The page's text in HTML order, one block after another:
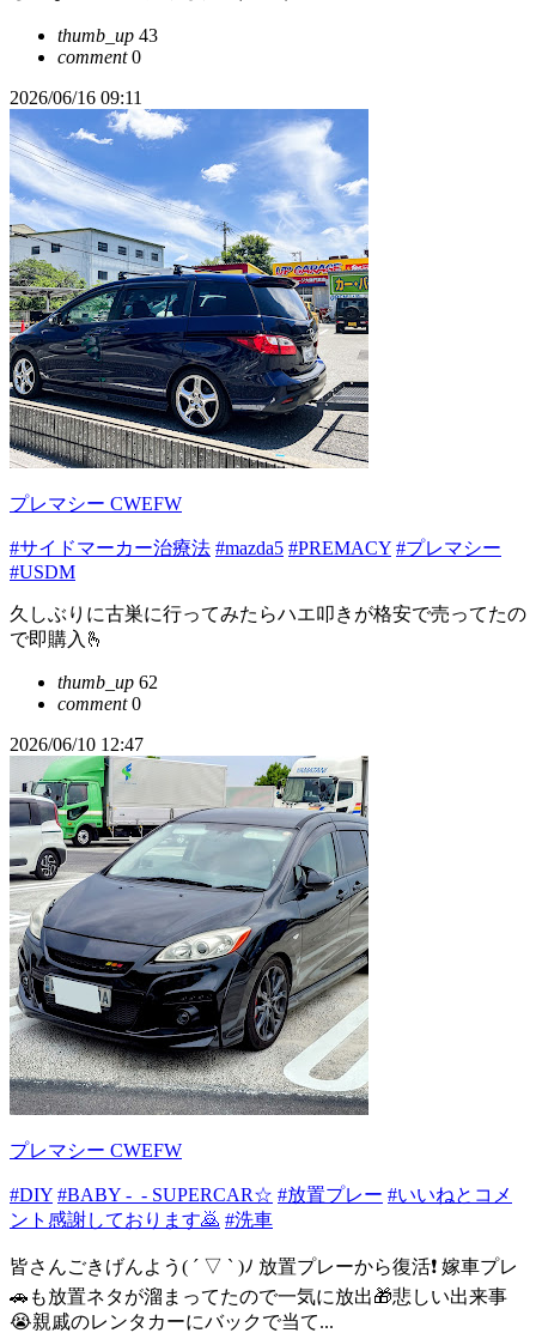
thumb_up 43
comment0
2026/06/16 09:11
プレマシー CWEFW
#サイドマーカー治療法 #mazda5 #PREMACY #プレマシー
#USDM
久しぶりに古巣に行ってみたらハエ叩きが格安で売ってたの
で即購入🫰
thumb_up 62
comment0
2026/06/10 12:47
プレマシー CWEFW
#DIY #BABY -_- SUPERCAR☆ #放置プレー #いいねとコメ
ント感謝しております🙇 #洗車
皆さんごきげんよう( ´ ▽ ` )ﾉ 放置プレーから復活❗ 嫁車プレ
🚗も放置ネタが溜まってたので一気に放出🎁悲しい出来事
😭親戚のレンタカーにバックで当て...